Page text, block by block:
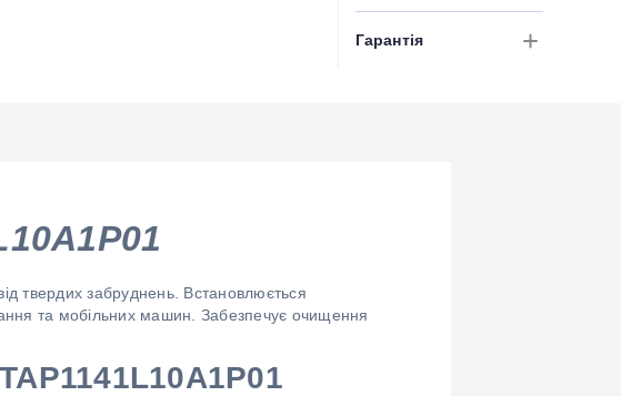
Гарантія
твердих забруднень. Встановлюється
та мобільних машин. Забезпечує очищення